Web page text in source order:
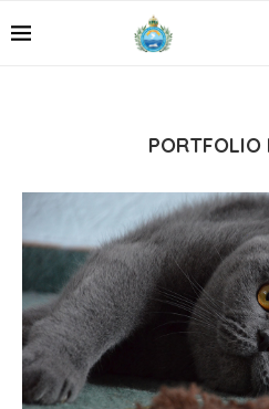
PORTFOLIO